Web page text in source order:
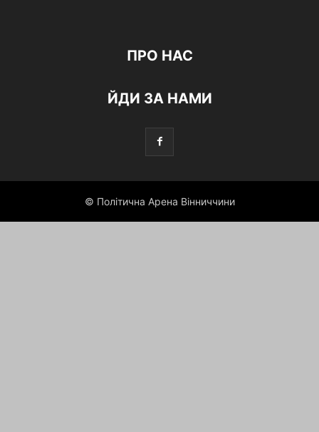
ПРО НАС
ЙДИ ЗА НАМИ
© Політична Арена Вінниччини